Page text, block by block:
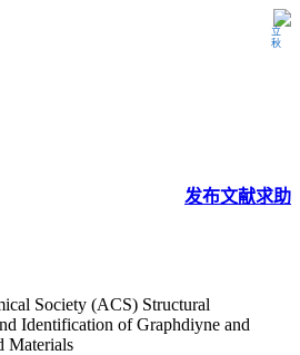
立秋
发布文献求助
Structural
Identification of Graphdiyne and
Materials